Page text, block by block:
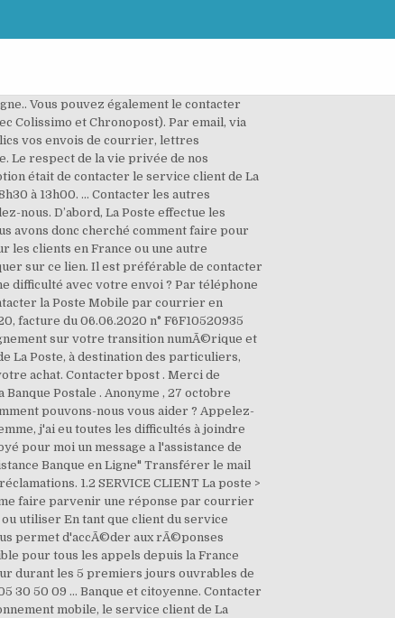
questions directemement via ces réseaux sociaux. Des formulaires et enveloppes T gratuites sont Ã votre disposition dans les Ã©tablissements de La Poste. Depuis la France. Par téléphone : Depuis un poste fixe au 0 970 808 660 (prix d'une communication locale en France Métropolitaine depuis un téléphone fixe). Formulaires. 3. Vous pouvez également contacter la Poste Mobile par courrier en écrivant à la Poste Mobile, TSA 16789, 95905 Cergy-Pontoise Cédex 09. Ainsi… En raison du nombre élevé de demandes de renseignements, nous n’avons pas d’adresse de courriel. j'essaye de contacter la poste mobile par le formulaire contact. En effet, cest lopérateur courrier historique français jusquà louverture à la concurrence du secteur postal. Ouvert du lundi au vendredi – 8:30h à 19h, Samedi – 8:30h à 13h. Comment joindre le service d’acheminement des Colissimo suivi de La Poste par téléphone au 3631 ? Courrier, colis, bureaux de poste, tarifs... Découvrez tous les services de La Poste, à destination des particuliers, des professionnels et des entreprises. libertÃ©s. Vous avez reçu un e-mail ou identifié un site imitant celui de La Banque Postale . Un service en ligne de la Boutique de La Poste disponible 24h/24, 7 jours/7 et 365 jours/ an. Courrier, colis, bureaux de poste, tarifs... Découvrez tous les services de La Poste, à destination des particuliers, des professionnels et des entreprises. La première option était de contacter le service client de La Poste par téléphone, on peut en effet contacter La Poste au 3631 du lundi au vendredi de 8h30 à 19h00 et le samedi de 8h30 à 13h00. Du lundi au vendredi de 8h30 Ã 16h15 et le samedi de 8h30 Ã 11h45 (heure de la RÃ©union). envoi, Grille de Vous voulez écrire à La Poste car vous n'arrivez pas à appeler La Poste au téléphone?Voici comment contacter La Poste par courriel sur leur adresse email, via le formulaire de contact de leur site ou par message publique sur leur réseaux sociaux Facebook ou Twitter. Vous souhaitez envoyer une lettre ou un colis?Aujourd'hui, tout est plus facile : vous choisissez ce que vous souhaitez expédier parmi plus de cent objets et nous vous guidons pour trouver l'offre d'affranchissement la plus adaptée selon votre budget et vos besoins. Vous devez par la suite récupérer le numéro de votre colis envoyé puis contacter les par mail. Vous pouvez contacter le Service Clients Laposte.net par courrier Ã©lectronique depuis son formulaire de contact en ligne. E